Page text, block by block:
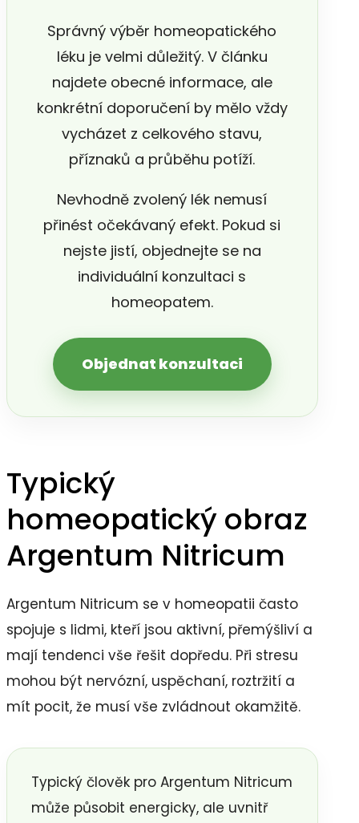
Správný výběr homeopatického
léku je velmi důležitý. V článku
najdete obecné informace, ale
konkrétní doporučení by mělo vždy
vycházet z celkového stavu,
příznaků a průběhu potíží.
Nevhodně zvolený lék nemusí
přinést očekávaný efekt. Pokud si
nejste jistí, objednejte se na
individuální konzultaci s
homeopatem.
Objednat konzultaci
Typický
homeopatický obraz
Argentum Nitricum
Argentum Nitricum se v homeopatii často
spojuje s lidmi, kteří jsou aktivní, přemýšliví a
mají tendenci vše řešit dopředu. Při stresu
mohou být nervózní, uspěchaní, roztržití a
mít pocit, že musí vše zvládnout okamžitě.
Typický člověk pro Argentum Nitricum
může působit energicky, ale uvnitř